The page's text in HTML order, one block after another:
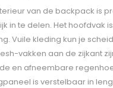
van de backpack is
in te delen. Het hoofdvak
Vuile kleding kun je
vakken aan de zijkant
en afneembare
is verstelbaar in